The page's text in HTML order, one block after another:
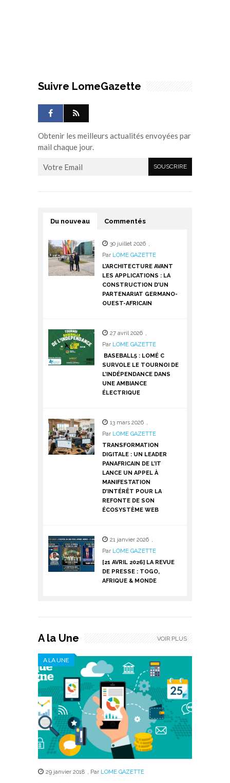
Suivre LomeGazette
Obtenir les meilleurs actualités envoyées par
mail chaque jour.
Du nouveau Commentés
30 juillet 2026 ,
Par LOME GAZETTE
L’ARCHITECTURE AVANT
LES APPLICATIONS : LA
CONSTRUCTION D’UN
PARTENARIAT GERMANO-
OUEST-AFRICAIN
27 avril 2026 ,
Par LOME GAZETTE
BASEBALL5 : LOMÉ C
SURVOLE LE TOURNOI DE
L’INDÉPENDANCE DANS
UNE AMBIANCE
ÉLECTRIQUE
13 mars 2026 ,
Par LOME GAZETTE
TRANSFORMATION
DIGITALE : UN LEADER
PANAFRICAIN DE L’IT
LANCE UN APPEL À
MANIFESTATION
D’INTÉRÊT POUR LA
REFONTE DE SON
ÉCOSYSTÈME WEB
21 janvier 2026 ,
Par LOME GAZETTE
[21 AVRIL 2026] LA REVUE
DE PRESSE : TOGO,
AFRIQUE & MONDE
A la Une
A LA UNE
29 janvier 2018 , Par LOME GAZETTE
VOIR PLUS